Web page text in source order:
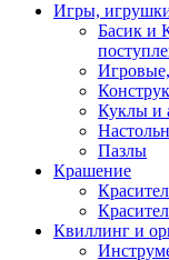
Игры,
Басик и
Куклы и
Пазлы
Крашение
Квиллинг и